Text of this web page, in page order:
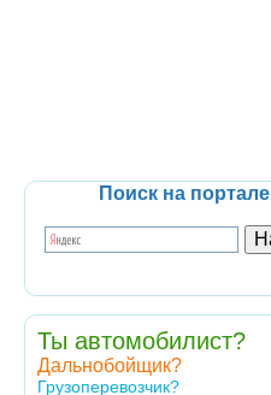
Поиск на портале
Ты автомобилист?
Дальнобойщик?
Грузоперевозчик?